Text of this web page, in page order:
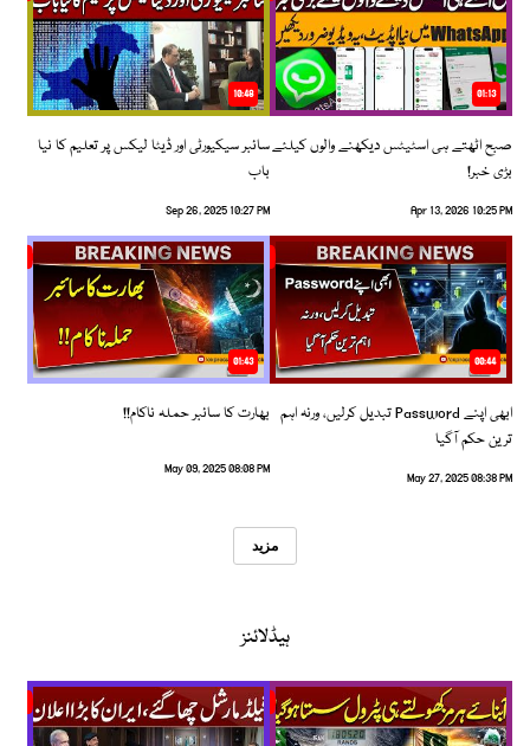
01:13
صبح اٹھتے ہی اسٹیٹس دیکھنے والوں کیلئے
بڑی خبر!
Apr 13, 2026 10:25 PM
10:48
سائبر سیکیورٹی اور ڈیٹا لیکس پر تعلیم کا نیا
باب
Sep 26, 2025 10:27 PM
00:44
ابھی اپنے Password تبدیل کرلیں، ورنہ اہم
ترین حکم آگیا
May 27, 2025 08:38 PM
01:43
بھارت کا سائبر حملہ ناکام!!
May 09, 2025 08:08 PM
مزید
ہیڈلائنز